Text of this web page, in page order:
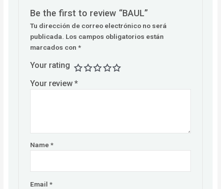
Be the first to review “BAUL”
Tu dirección de correo electrónico no será
publicada. Los campos obligatorios están
marcados con*
Your rating
Your review*
Name*
Email*